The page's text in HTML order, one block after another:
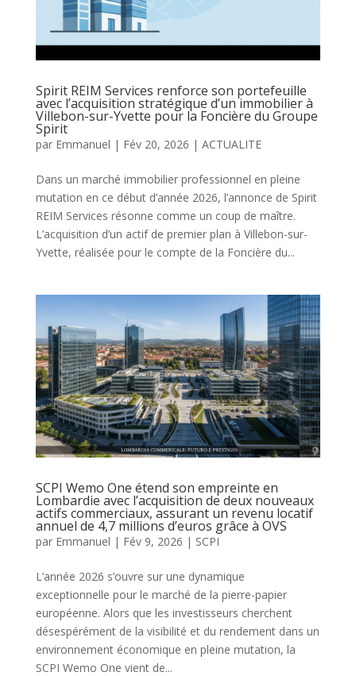
Spirit REIM Services renforce son portefeuille
avec l’acquisition stratégique d’un immobilier à
Villebon-sur-Yvette pour la Foncière du Groupe
Spirit
par Emmanuel | Fév 20, 2026 | ACTUALITE
Dans un marché immobilier professionnel en pleine
mutation en ce début d’année 2026, l’annonce de Spirit
REIM Services résonne comme un coup de maître.
L’acquisition d’un actif de premier plan à Villebon-sur-
Yvette, réalisée pour le compte de la Foncière du...
SCPI Wemo One étend son empreinte en
Lombardie avec l’acquisition de deux nouveaux
actifs commerciaux, assurant un revenu locatif
annuel de 4,7 millions d’euros grâce à OVS
par Emmanuel | Fév 9, 2026 | SCPI
L’année 2026 s’ouvre sur une dynamique
exceptionnelle pour le marché de la pierre-papier
européenne. Alors que les investisseurs cherchent
désespérément de la visibilité et du rendement dans un
environnement économique en pleine mutation, la
SCPI Wemo One vient de...